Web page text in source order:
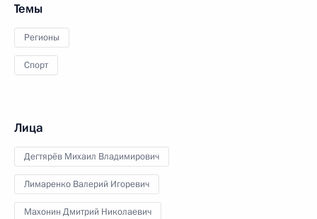
Темы
Регионы
Спорт
Лица
Дегтярёв Михаил Владимирович
Лимаренко Валерий Игоревич
Махонин Дмитрий Николаевич